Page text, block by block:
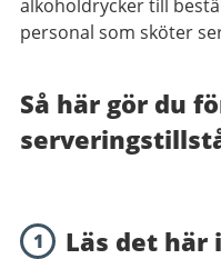
alkoholdrycker till
personal som sköter
Så här gör du
1 Läs det här